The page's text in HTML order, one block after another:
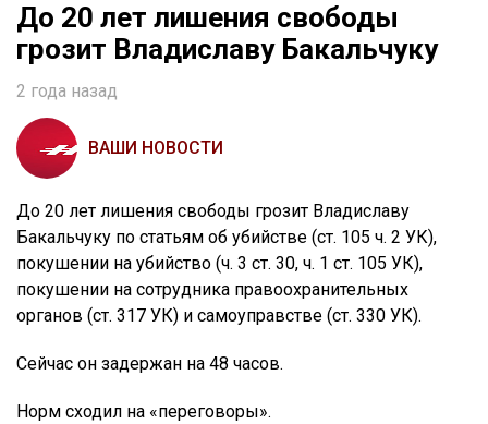
До 20 лет лишения свободы
грозит Владиславу Бакальчуку
2 года назад
ВАШИ НОВОСТИ
До 20 лет лишения свободы грозит Владиславу
Бакальчуку по статьям об убийстве (ст. 105 ч. 2 УК),
покушении на убийство (ч. 3 ст. 30, ч. 1 ст. 105 УК),
покушении на сотрудника правоохранительных
органов (ст. 317 УК) и самоуправстве (ст. 330 УК).
Сейчас он задержан на 48 часов.
Норм сходил на «переговоры».